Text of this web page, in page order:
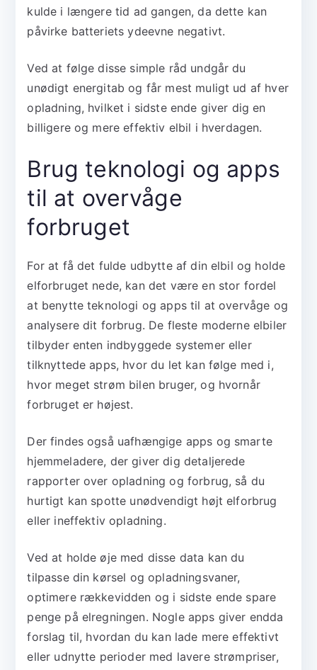
kulde i længere tid ad gangen, da dette kan
påvirke batteriets ydeevne negativt.
Ved at følge disse simple råd undgår du
unødigt energitab og får mest muligt ud af hver
opladning, hvilket i sidste ende giver dig en
billigere og mere effektiv elbil i hverdagen.
Brug teknologi og apps
til at overvåge
forbruget
For at få det fulde udbytte af din elbil og holde
elforbruget nede, kan det være en stor fordel
at benytte teknologi og apps til at overvåge og
analysere dit forbrug. De fleste moderne elbiler
tilbyder enten indbyggede systemer eller
tilknyttede apps, hvor du let kan følge med i,
hvor meget strøm bilen bruger, og hvornår
forbruget er højest.
Der findes også uafhængige apps og smarte
hjemmeladere, der giver dig detaljerede
rapporter over opladning og forbrug, så du
hurtigt kan spotte unødvendigt højt elforbrug
eller ineffektiv opladning.
Ved at holde øje med disse data kan du
tilpasse din kørsel og opladningsvaner,
optimere rækkevidden og i sidste ende spare
penge på elregningen. Nogle apps giver endda
forslag til, hvordan du kan lade mere effektivt
eller udnytte perioder med lavere strømpriser,